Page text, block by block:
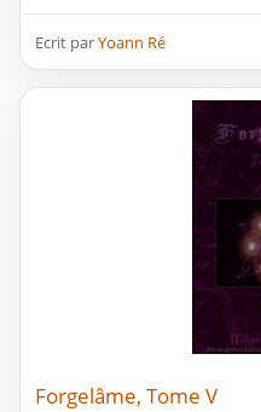
Ecrit parYoann Ré
Forgelâme, Tome V